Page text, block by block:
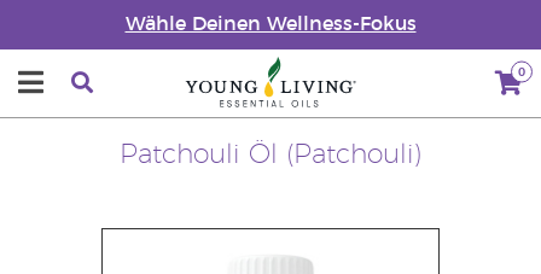
Wähle Deinen Wellness-Fokus
0
Patchouli Öl (Patchouli)